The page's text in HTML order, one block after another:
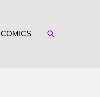
COMICS SUCHEN